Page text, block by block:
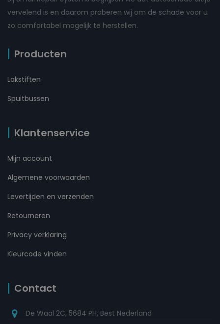
vervelend is en daarom proberen wij om de schade voor u
zo comfortabel mogelijk te herstellen.
Producten
Lakstiften
Spuitbussen
Klantenservice
Mijn account
Algemene voorwaarden
Levertijden en verzenden
Retourneren
Privacy verklaring
Kleurcode vinden
Contact
De Waal 2C, 5684 PH, Best Nederland